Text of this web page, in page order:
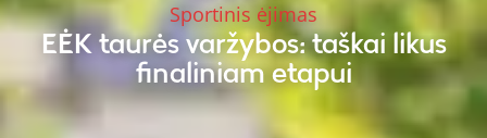
Sportinis ėjimas
EĖK taurės varžybos: taškai likus
finaliniam etapui